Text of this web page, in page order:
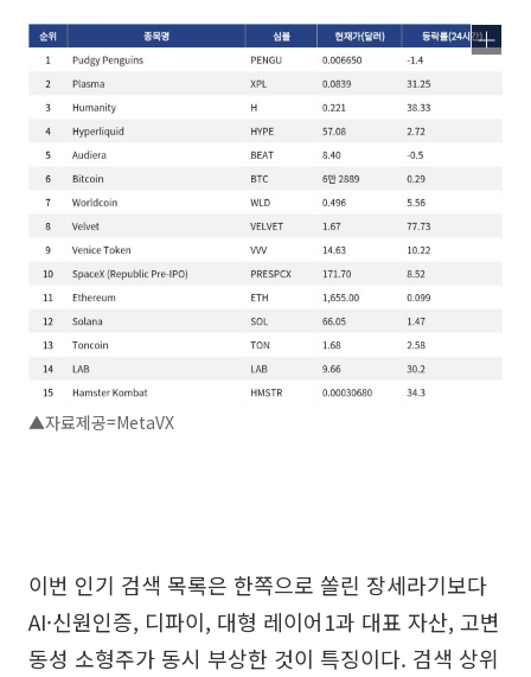
▲자료제공=MetaVX
이번 인기 검색 목록은 한쪽으로 쏠린 장세라기보다
AI·신원인증, 디파이, 대형 레이어1과 대표 자산, 고변
동성 소형주가 동시 부상한 것이 특징이다. 검색 상위